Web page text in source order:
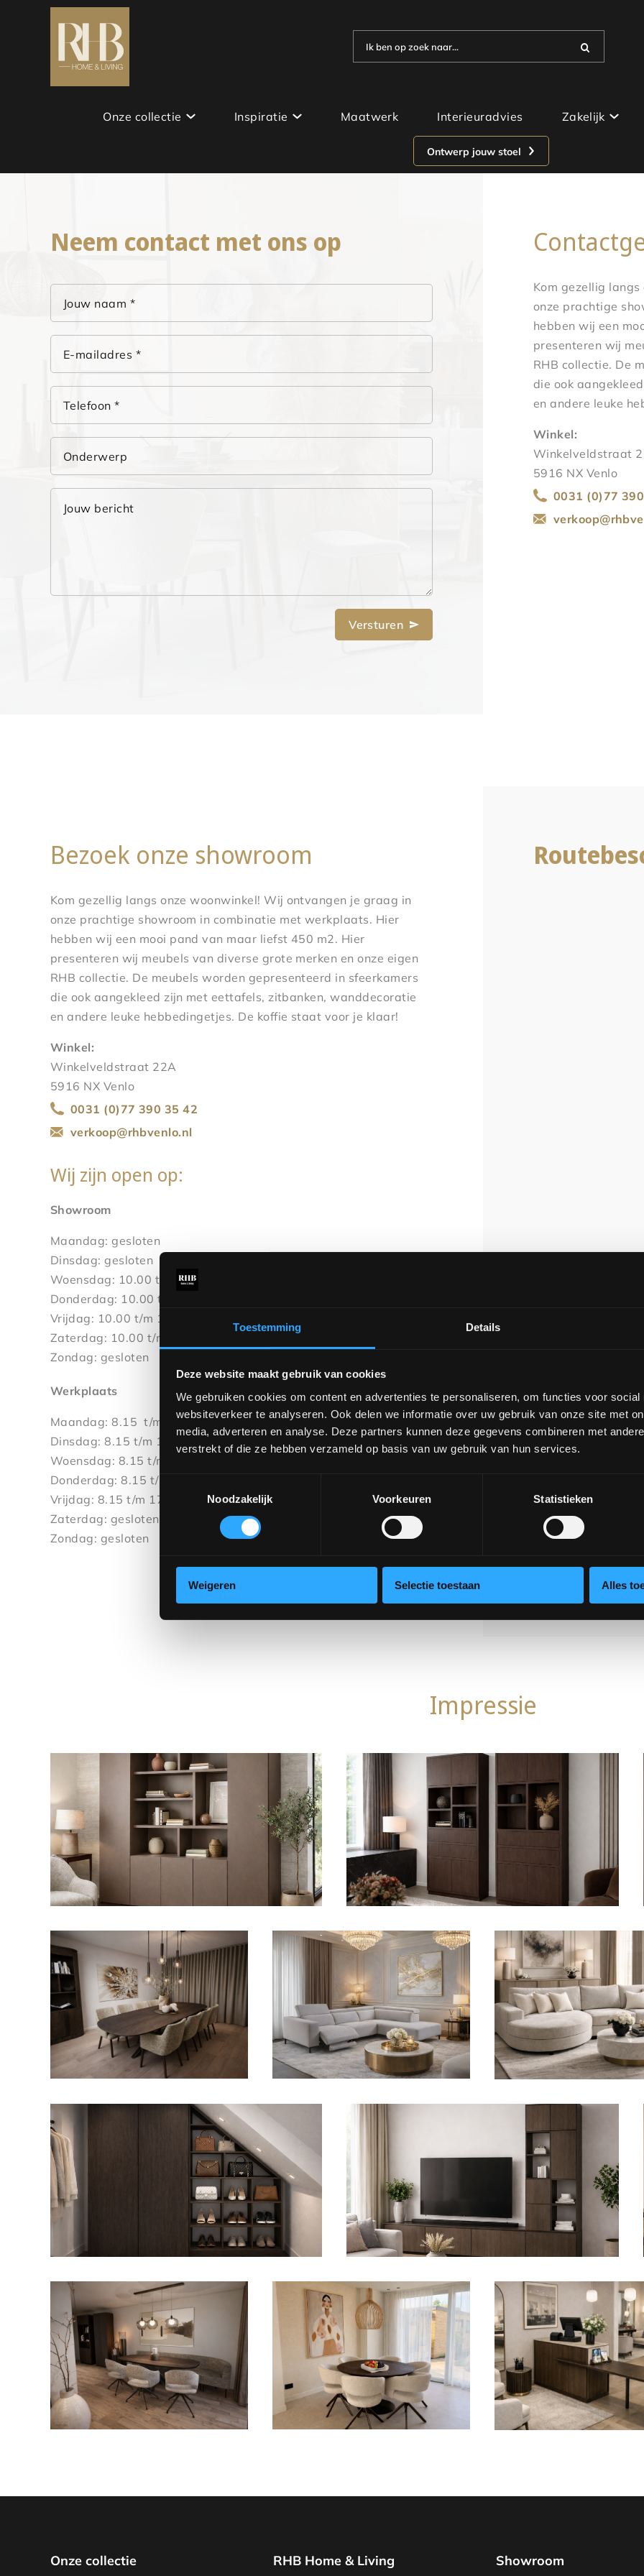
Toestemming Details
Deze website maakt gebruik van cookies
We gebruiken cookies om content en advertenties te personaliseren, om functies voor social
websiteverkeer te analyseren. Ook delen we informatie over uw gebruik van onze site met
media, adverteren en analyse. Deze partners kunnen deze gegevens combineren met
verstrekt of die ze hebben verzameld op basis van uw gebruik van hun services.
Noodzakelijk
Voorkeuren Statistieken
Weigeren Selectie toestaan Alles
Ik ben op zoek naar...
Onze collectie Inspiratie Maatwerk Interieuradvies Zakelijk
Ontwerp jouw stoel
Neem contact met ons op
Jouw naam *
E-mailadres *
Telefoon *
Onderwerp
Jouw bericht
Versturen
Kom gezellig
onze prachtige
hebben wij een
presenteren wij
RHB collectie. De
die ook
en andere leuke
Winkel:
Winkelveldstraat
5916 NX Venlo
0031 (0)77
Bezoek onze showroom
Kom gezellig langs onze woonwinkel! Wij ontvangen je graag in
onze prachtige showroom in combinatie met werkplaats. Hier
hebben wij een mooi pand van maar liefst 450 m2. Hier
presenteren wij meubels van diverse grote merken en onze eigen
RHB collectie. De meubels worden gepresenteerd in sfeerkamers
die ook aangekleed zijn met eettafels, zitbanken, wanddecoratie
en andere leuke hebbedingetjes. De koffie staat voor je klaar!
Winkel:
Winkelveldstraat 22A
5916 NX Venlo
0031 (0)77 390 35 42
verkoop@rhbvenlo.nl
Wij zijn open op:
Showroom
Maandag: gesloten
Dinsdag: gesloten
Woensdag: 10.00 t/m 12.30 - 13.00 t/m 17.00 uur
Donderdag: 10.00 t/m 12.30 - 13.00 t/m 17.00 uur
Vrijdag: 10.00 t/m 12.30 - 13.00 t/m 17.00 uur
Zaterdag: 10.00 t/m 16.00 uur
Zondag: gesloten
Werkplaats
Maandag: 8.15 t/m 17.00 uur
Dinsdag: 8.15 t/m 17.00 uur
Woensdag: 8.15 t/m 17.00 uur
Donderdag: 8.15 t/m 17.00 uur
Vrijdag: 8.15 t/m 17.00 uur
Zaterdag: gesloten
Zondag: gesloten
Impressie
Onze collectie RHB Home & Living Showroom